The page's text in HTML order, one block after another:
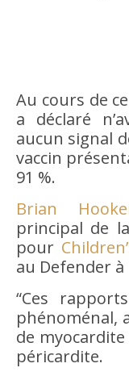
Au cours de
a déclaré
aucun signal
vaccin
91 %.
Brian
principal de
pour
au Defender
“Ces
phénoménal,
de
péricardite.